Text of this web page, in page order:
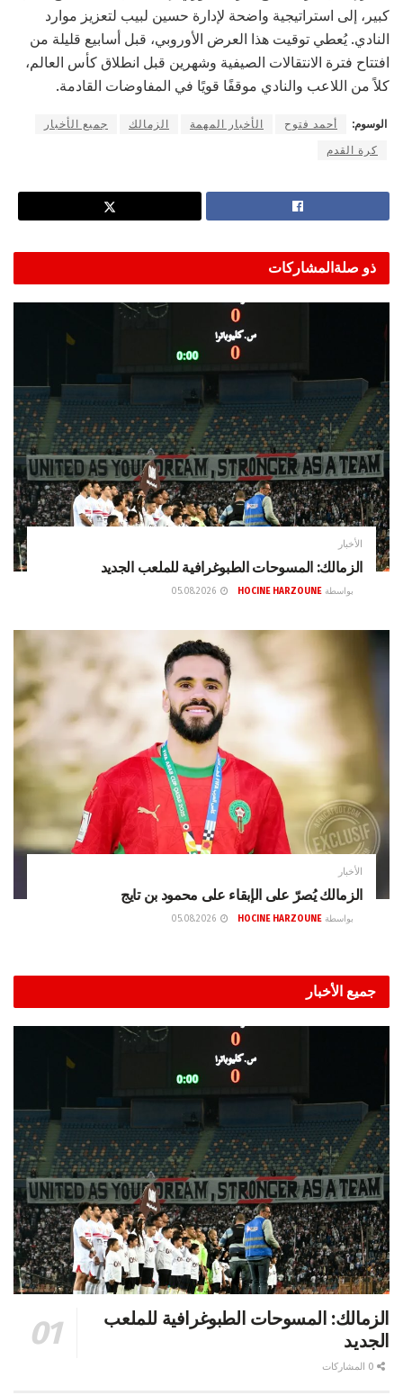
كبير، إلى استراتيجية واضحة لإدارة حسين لبيب لتعزيز موارد
النادي. يُعطي توقيت هذا العرض الأوروبي، قبل أسابيع قليلة من
افتتاح فترة الانتقالات الصيفية وشهرين قبل انطلاق كأس العالم،
كلاً من اللاعب والنادي موقفًا قويًا في المفاوضات القادمة.
الوسوم: أحمد فتوح الأخبار المهمة الزمالك جميع الأخبار
كرة القدم
ذو صلةالمشاركات
الأخبار
الزمالك: المسوحات الطبوغرافية للملعب الجديد
بواسطة HOCINE HARZOUNE
الأخبار
الزمالك يُصرّ على الإبقاء على محمود بن تايج
بواسطة HOCINE HARZOUNE
جميع الأخبار
الزمالك: المسوحات الطبوغرافية للملعب
الجديد